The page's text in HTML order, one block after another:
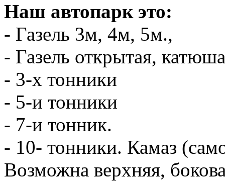
Наш автопарк это:
- Газель 3м, 4м, 5м.,
- Газель открытая,
- 3-х тонники
- 5-и тонники
- 7-и тонник.
- 10- тонники. Камаз
Возможна верхняя,